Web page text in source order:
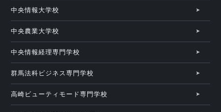
中央情報大学校
中央農業大学校
中央情報経理専門学校
群馬法科ビジネス専門学校
高崎ビューティモード専門学校